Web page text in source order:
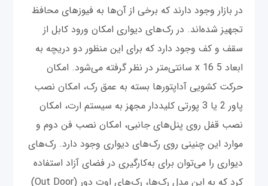
در بازار وجود دارند که برخی از آن‌ها به فیوزهای محافظ
تجهیز شده‌اند. در رک‌های دیواری امکان ورود کابل از
سقف و کف وجود دارد که برای این منظور دو دریچه به
ابعاد 5 x 16 سانتی‌متر در نظر گرفته می‌شود. امکان
حرکت کشویی آداپتورها بسته به عمق رک، امکان نصب
پاور 2 یا 3 پورتی کلیددار مجهز به سیستم ارت، امکان
نصب قفل روی پنل‌های جانبی، امکان نصب فن دوم و
موارد این چنینی روی رک‌های دیواری وجود دارد. رک‌های
دیواری را می‌توان برای به‌کارگیری در فضای آزاد استفاده
کرد که به این مدل رک‌ها، رک‌های اوت دور (Out Door)